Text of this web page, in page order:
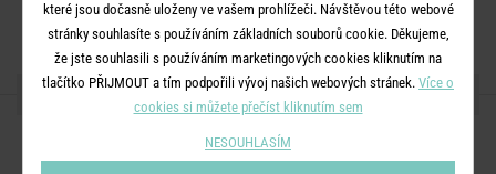
Materiál:kamenina
SDÍLEJTE S PŘÁTELI
které jsou dočasně uloženy ve vašem prohlížeči. Návštěvou této webové
stránky souhlasíte s používáním základních souborů cookie. Děkujeme,
že jste souhlasili s používáním marketingových cookies kliknutím na
tlačítko PŘIJMOUT a tím podpořili vývoj našich webových stránek. Více o
cookies si můžete přečíst kliknutím sem
NESOUHLASÍM